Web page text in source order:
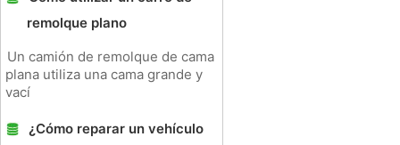
remolque plano
Un camión de remolque de cama
plana utiliza una cama grande y
vací
¿Cómo reparar un vehículo